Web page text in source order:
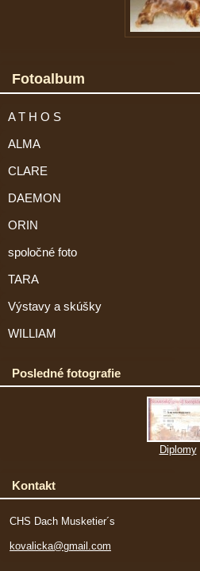
Fotoalbum
A T H O S
ALMA
CLARE
DAEMON
ORIN
spoločné foto
TARA
Výstavy a skúšky
WILLIAM
Posledné fotografie
Diplomy
Kontakt
CHS Dach Musketier´s
kovalicka@gmail.com